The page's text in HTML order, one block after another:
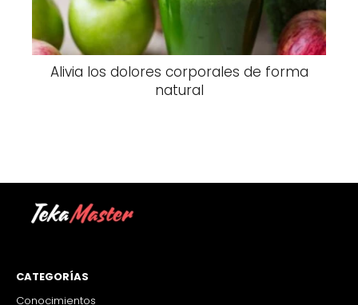
Alivia los dolores corporales de forma
natural
CATEGORÍAS
Conocimientos